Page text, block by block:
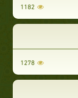
1182
1278